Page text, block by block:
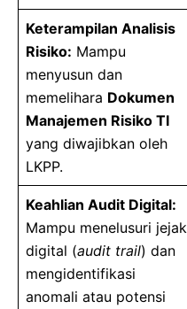
Keterampilan Analisis
Risiko: Mampu
menyusun dan
memelihara Dokumen
Manajemen Risiko TI
yang diwajibkan oleh
LKPP.
Keahlian Audit Digital:
Mampu menelusuri jejak
digital (audit trail) dan
mengidentifikasi
anomali atau potensi